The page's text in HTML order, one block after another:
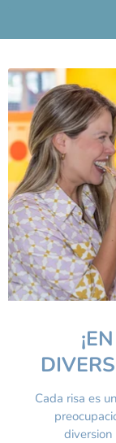
Cada risa es